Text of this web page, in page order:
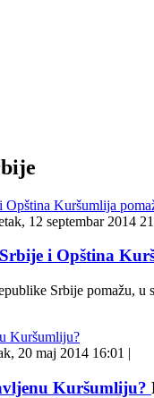
12 septembar 2014
i Opština
Srbije pomažu,
20 maj 2014 16:01 |
Kuršumliju?